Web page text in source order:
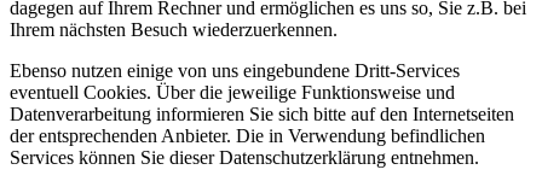
dagegen auf Ihrem Rechner und ermöglichen es uns so, Sie z.B. bei
Ihrem nächsten Besuch wiederzuerkennen.
Ebenso nutzen einige von uns eingebundene Dritt-Services
eventuell Cookies. Über die jeweilige Funktionsweise und
Datenverarbeitung informieren Sie sich bitte auf den Internetseiten
der entsprechenden Anbieter. Die in Verwendung befindlichen
Services können Sie dieser Datenschutzerklärung entnehmen.